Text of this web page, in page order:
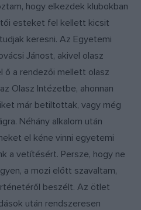
hogy elkezdek klubokban
esteket fel kellett kicsit
keresni. Az Egyetemi
Jánost, akivel olasz
ő a rendezői mellett olasz
Olasz Intézetbe, ahonnan
már betiltottak, vagy még
Néhány alkalom után
el kéne vinni egyetemi
a vetítésért. Persze, hogy ne
a mozi előtt szavaltam,
beszélt. Az ötlet
után rendszeresen